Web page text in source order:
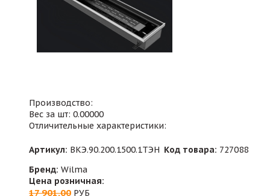
Производство:
Вес за шт: 0.00000
Отличительные характеристики:
Артикул: ВКЭ.90.200.1500.1ТЭН Код товара: 727088
Бренд: Wilma
Цена розничная:
17 901,00 РУБ